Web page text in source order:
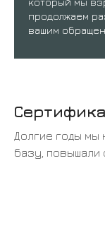
продолжаем
вашим
Долгие годы мы
базу,